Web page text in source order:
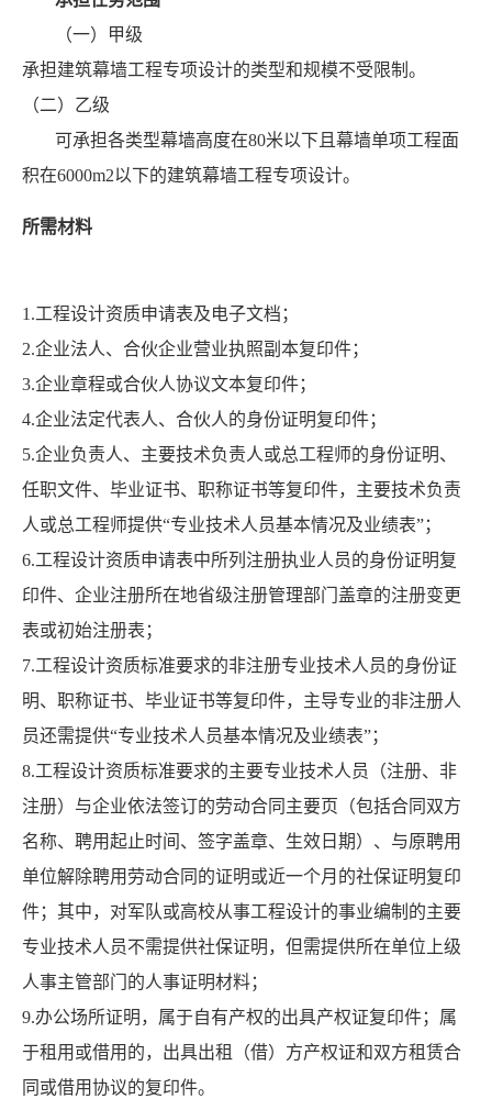
（一）甲级
承担建筑幕墙工程专项设计的类型和规模不受限制。
（二）乙级
可承担各类型幕墙高度在80米以下且幕墙单项工程面
积在6000m2以下的建筑幕墙工程专项设计。
所需材料
1.工程设计资质申请表及电子文档；
2.企业法人、合伙企业营业执照副本复印件；
3.企业章程或合伙人协议文本复印件；
4.企业法定代表人、合伙人的身份证明复印件；
5.企业负责人、主要技术负责人或总工程师的身份证明、
任职文件、毕业证书、职称证书等复印件，主要技术负责
人或总工程师提供“专业技术人员基本情况及业绩表”；
6.工程设计资质申请表中所列注册执业人员的身份证明复
印件、企业注册所在地省级注册管理部门盖章的注册变更
表或初始注册表；
7.工程设计资质标准要求的非注册专业技术人员的身份证
明、职称证书、毕业证书等复印件，主导专业的非注册人
员还需提供“专业技术人员基本情况及业绩表”；
8.工程设计资质标准要求的主要专业技术人员（注册、非
注册）与企业依法签订的劳动合同主要页（包括合同双方
名称、聘用起止时间、签字盖章、生效日期）、与原聘用
单位解除聘用劳动合同的证明或近一个月的社保证明复印
件；其中，对军队或高校从事工程设计的事业编制的主要
专业技术人员不需提供社保证明，但需提供所在单位上级
人事主管部门的人事证明材料；
9.办公场所证明，属于自有产权的出具产权证复印件；属
于租用或借用的，出具出租（借）方产权证和双方租赁合
同或借用协议的复印件。